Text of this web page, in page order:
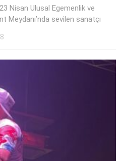
Nisan Ulusal Egemenlik ve
Meydanı’nda sevilen sanatçı